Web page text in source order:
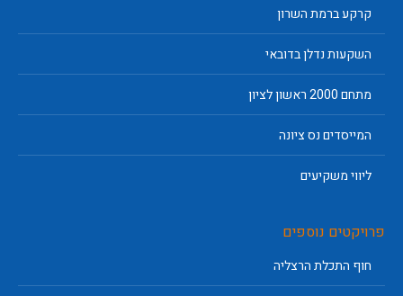
קרקע ברמת השרון
השקעות נדלן בדובאי
מתחם 2000 ראשון לציון
המייסדים נס ציונה
ליווי משקיעים
פרויקטים נוספים
חוף התכלת הרצליה